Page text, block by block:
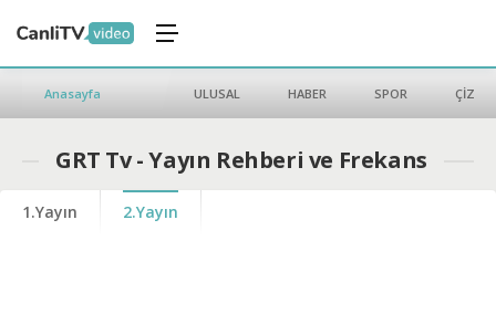
Anasayfa ULUSAL HABER SPOR ÇİZGİ
GRT Tv - Yayın Rehberi ve Frekans
1.Yayın 2.Yayın